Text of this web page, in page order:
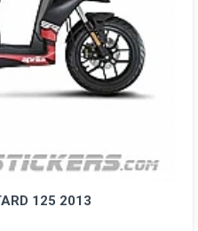
125 2013